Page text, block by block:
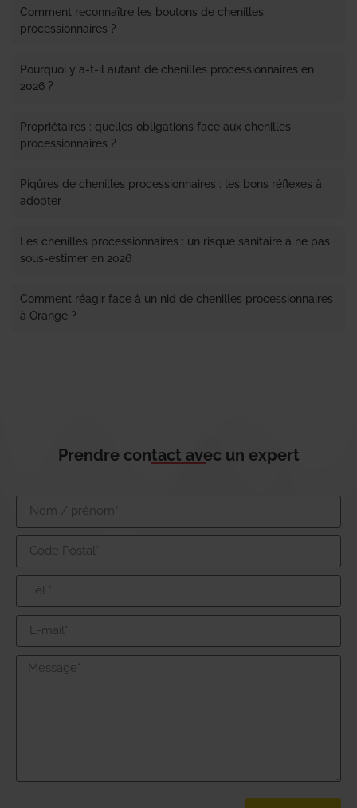
Comment reconnaître les boutons de chenilles
processionnaires ?
Pourquoi y a-t-il autant de chenilles processionnaires en
2026 ?
Propriétaires : quelles obligations face aux chenilles
processionnaires ?
Piqûres de chenilles processionnaires : les bons réflexes à
adopter
Les chenilles processionnaires : un risque sanitaire à ne pas
sous-estimer en 2026
Comment réagir face à un nid de chenilles processionnaires
à Orange ?
Prendre contact avec un expert